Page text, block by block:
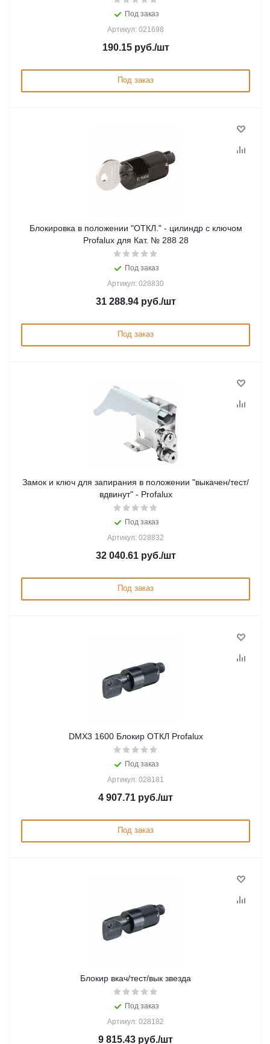
Под заказ
Артикул: 021698
190.15руб./шт
Под заказ
Блокировка в положении "ОТКЛ." - цилиндр с ключом
Profalux для Кат. № 288 28
Под заказ
Артикул: 028830
31 288.94руб./шт
Под заказ
Замок и ключ для запирания в положении "выкачен/тест/
вдвинут" - Profalux
Под заказ
Артикул: 028832
32 040.61руб./шт
Под заказ
DMX3 1600 Блокир ОТКЛ Profalux
Под заказ
Артикул: 028181
4 907.71 руб./шт
Под заказ
Блокир вкач/тест/вык звезда
Под заказ
Артикул: 028182
9 815.43 руб./шт